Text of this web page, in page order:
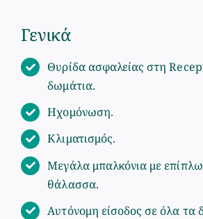
Γενικά
Θυρίδα ασφαλείας στη
δωμάτια.
Ηχομόνωση.
Κλιματισμός.
Μεγάλα μπαλκόνια με
θάλασσα.
Αυτόνομη είσοδος σε όλα τα